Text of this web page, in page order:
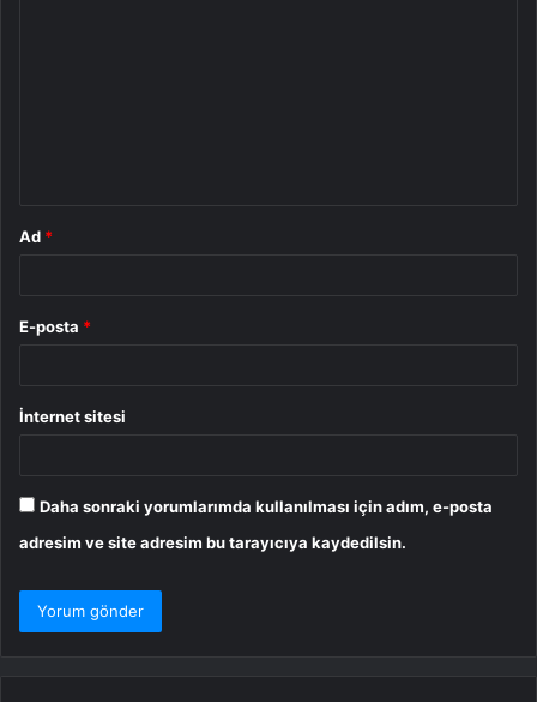
Ad *
E-posta *
İnternet sitesi
Daha sonraki yorumlarımda kullanılması için adım, e-posta
adresim ve site adresim bu tarayıcıya kaydedilsin.